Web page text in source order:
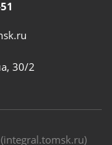
30/2